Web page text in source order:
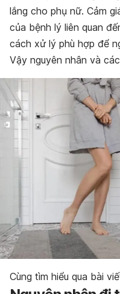
lắng cho phụ nữ. Cảm
của bệnh lý liên quan
cách xử lý phù hợp để
Vậy nguyên nhân và
Cùng tìm hiểu qua bài